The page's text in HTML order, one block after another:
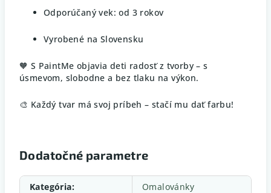
Odporúčaný vek: od 3 rokov
Vyrobené na Slovensku
🧡 S PaintMe objavia deti radosť z tvorby – s
úsmevom, slobodne a bez tlaku na výkon.
🎨 Každý tvar má svoj príbeh – stačí mu dať farbu!
Dodatočné parametre
Kategória:
Omalovánky